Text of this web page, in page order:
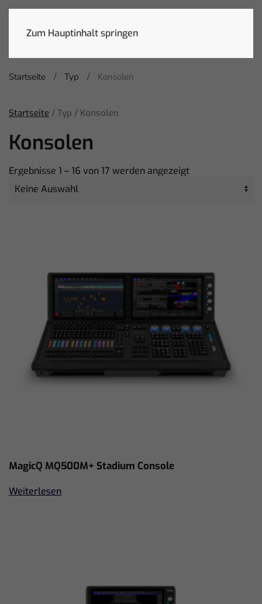
Zum Hauptinhalt springen
Startseite Typ Konsolen
Startseite / Typ / Konsolen
Konsolen
Ergebnisse 1 – 16 von 17 werden angezeigt
MagicQ MQ500M+ Stadium Console
Weiterlesen